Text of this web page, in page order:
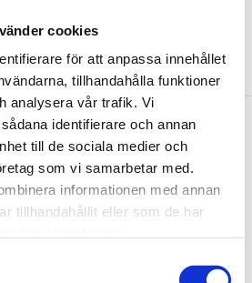
cookies
för att anpassa innehållet
tillhandahålla funktioner
analysera vår trafik. Vi
identifierare och annan
till de sociala medier och
som vi samarbetar med.
informationen med annan
tillhandahållit eller som de har